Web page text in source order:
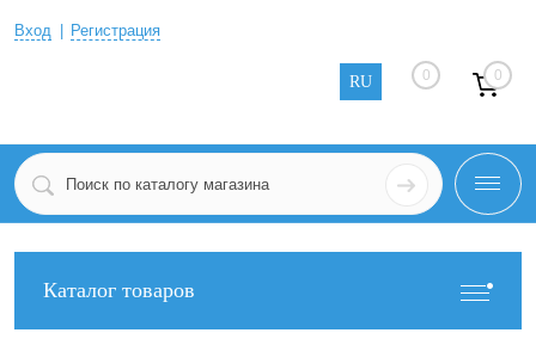
Вход Регистрация
RU 0 0
Каталог товаров